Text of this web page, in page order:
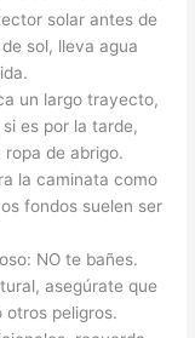
solar antes de
sol, lleva agua
un largo trayecto,
es por la tarde,
de abrigo.
la caminata como
fondos suelen ser
NO te bañes.
asegúrate que
otros peligros.